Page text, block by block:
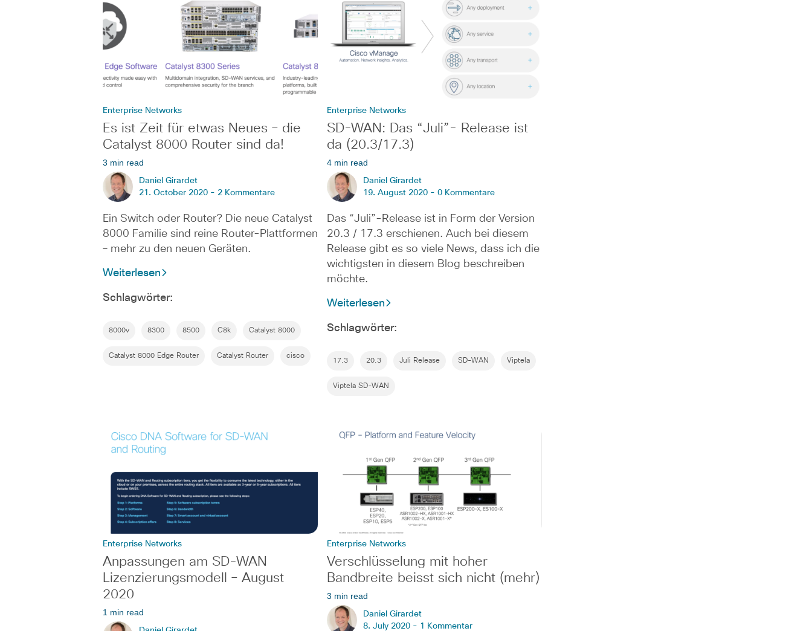
Enterprise Networks
Es ist Zeit für etwas Neues – die
Catalyst 8000 Router sind da!
3 min read
Daniel Girardet
21. October 2020 - 2 Kommentare
Ein Switch oder Router? Die neue Catalyst
8000 Familie sind reine Router-Plattformen
– mehr zu den neuen Geräten.
Weiterlesen
Schlagwörter:
8000v 8300 8500 C8k Catalyst 8000
Catalyst 8000 Edge Router Catalyst Router cisco
Enterprise Networks
SD-WAN: Das “Juli”- Release ist
da (20.3/17.3)
4 min read
Daniel Girardet
19. August 2020 - 0 Kommentare
Das “Juli”-Release ist in Form der Version
20.3 / 17.3 erschienen. Auch bei diesem
Release gibt es so viele News, dass ich die
wichtigsten in diesem Blog beschreiben
möchte.
Weiterlesen
Schlagwörter:
17.3 20.3 Juli Release SD-WAN Viptela
Viptela SD-WAN
Enterprise Networks
Anpassungen am SD-WAN
Lizenzierungsmodell – August
2020
1 min read
Enterprise Networks
Verschlüsselung mit hoher
Bandbreite beisst sich nicht (mehr)
3 min read
Daniel Girardet
8. July 2020 - 1 Kommentar